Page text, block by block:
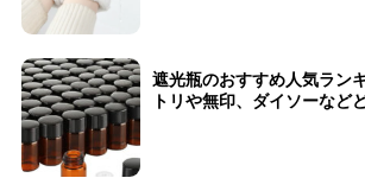
遮光瓶のおすすめ人気ラ
トリや無印、ダイソーなど